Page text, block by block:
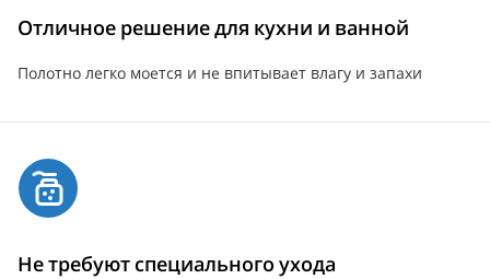
Отличное решение для кухни и ванной
Полотно легко моется и не впитывает влагу и запахи
Не требуют специального ухода